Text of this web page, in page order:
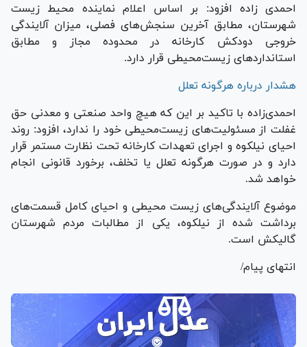
احمدی زاده افزود: بر اساس اعلام نماینده محیط زیست
شهرستان، مطابق آخرین سنجش‌های فصلی، میزان آلایندگی
خروجی دودکش کارخانه در محدوده مجاز و مطابق
استاندارد‌های زیست‌محیطی قرار دارد.
هشدار درباره هرگونه تعلل
احمدی‌زاده با تاکید بر این که هیچ واحد صنعتی و معدنی حق
غفلت از مسئولیت‌های زیست‌محیطی خود را ندارد، افزود: روند
احیای نیلکوه و اجرای تعهدات کارخانه تحت نظارت مستمر قرار
دارد و در صورت هرگونه تعلل یا تخلف، برخورد قانونی انجام
خواهد شد.
موضوع آلایندگی‌های زیست محیطی و احیای کامل قسمت‌های
برداشت شده از نیلکوه، یکی از مطالبات مردم شهرستان
گالیکش است.
انتهای پیام/